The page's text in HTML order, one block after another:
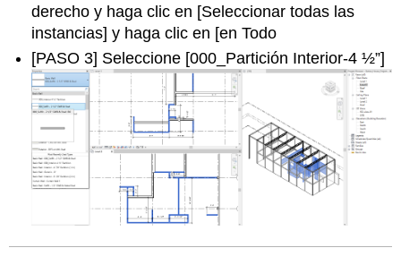
derecho y haga clic en [Seleccionar todas las
instancias] y haga clic en [en Todo
[PASO 3] Seleccione [000_Partición Interior-4 ½”]